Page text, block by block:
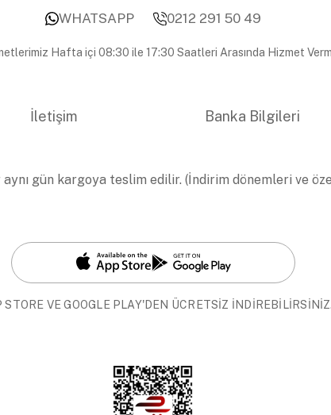
WHATSAPP
0212 291 50 49
Hafta içi 08:30 ile 17:30 Saatleri Arasında Hizmet
İletişim Banka Bilgileri
gün kargoya teslim edilir. (İndirim dönemleri ve
STORE VE GOOGLE PLAY'DEN ÜCRETSİZ İNDİREBİLİRSİNİZ.